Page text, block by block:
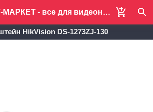
АБСОЛЮТ-МАРКЕТ - все для видеонаблюдения и систем безопасности
HikVision DS-1273ZJ-130